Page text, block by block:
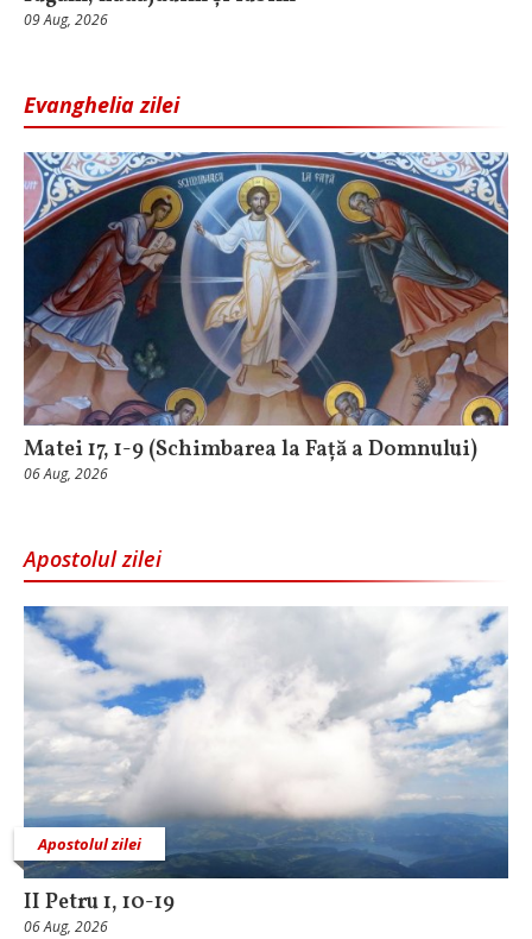
09 Aug, 2026
Evanghelia zilei
Matei 17, 1-9 (Schimbarea la Față a Domnului)
06 Aug, 2026
Apostolul zilei
Apostolul zilei
II Petru 1, 10-19
06 Aug, 2026